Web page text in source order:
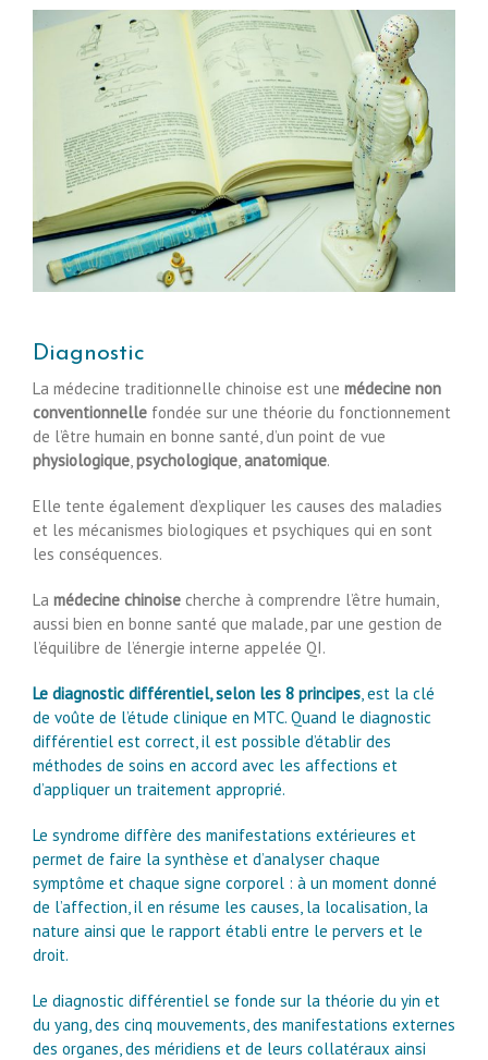
Diagnostic
La médecine traditionnelle chinoise est une médecine non
conventionnelle fondée sur une théorie du fonctionnement
de l’être humain en bonne santé, d’un point de vue
physiologique,psychologique, anatomique.
Elle tente également d’expliquer les causes des maladies
et les mécanismes biologiques et psychiques qui en sont
les conséquences.
La médecine chinoise cherche à comprendre l’être humain,
aussi bien en bonne santé que malade, par une gestion de
l’équilibre de l’énergie interne appelée QI.
Le diagnostic différentiel, selon les 8 principes, est la clé
de voûte de l’étude clinique en MTC. Quand le diagnostic
différentiel est correct, il est possible d’établir des
méthodes de soins en accord avec les affections et
d’appliquer un traitement approprié.
Le syndrome diffère des manifestations extérieures et
permet de faire la synthèse et d’analyser chaque
symptôme et chaque signe corporel : à un moment donné
de l’affection, il en résume les causes, la localisation, la
nature ainsi que le rapport établi entre le pervers et le
droit.
Le diagnostic différentiel se fonde sur la théorie du yin et
du yang, des cinq mouvements, des manifestations externes
des organes, des méridiens et de leurs collatéraux ainsi